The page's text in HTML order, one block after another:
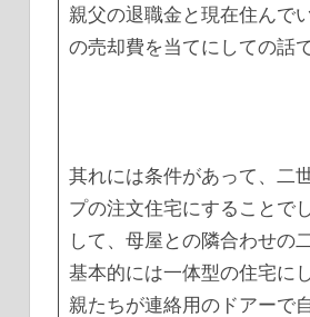
親父の退職金と現在住んで
の売却費を当てにしての話で
其れには条件があって、二
プの注文住宅にすることで
して、母屋との隣合わせの
基本的には一体型の住宅に
親たちが連絡用のドアーで